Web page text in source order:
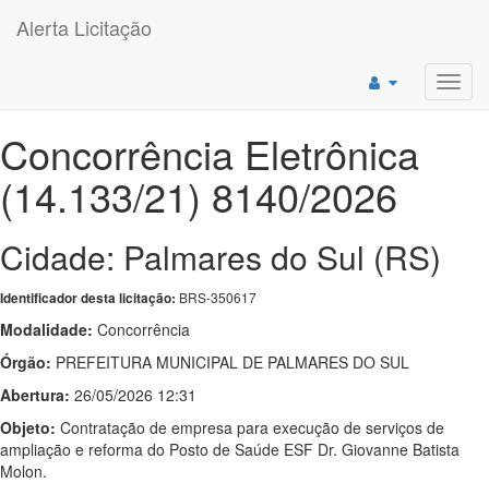
Alerta Licitação
Concorrência Eletrônica
(14.133/21) 8140/2026
Cidade: Palmares do Sul (RS)
Identificador desta licitação: BRS-350617
Modalidade: Concorrência
Órgão: PREFEITURA MUNICIPAL DE PALMARES DO SUL
Abertura: 26/05/2026 12:31
Objeto: Contratação de empresa para execução de serviços de
ampliação e reforma do Posto de Saúde ESF Dr. Giovanne Batista
Molon.